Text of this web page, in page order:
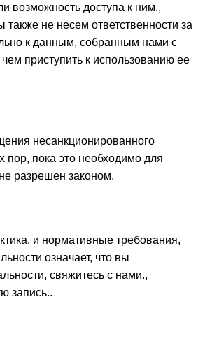
возможность доступа к ним.,
не несем ответственности за
к данным, собранным нами с
приступить к использованию ее
несанкционированного
пока это необходимо для
разрешен законом.
и нормативные требования,
означает, что вы
свяжитесь с нами.,
запись..